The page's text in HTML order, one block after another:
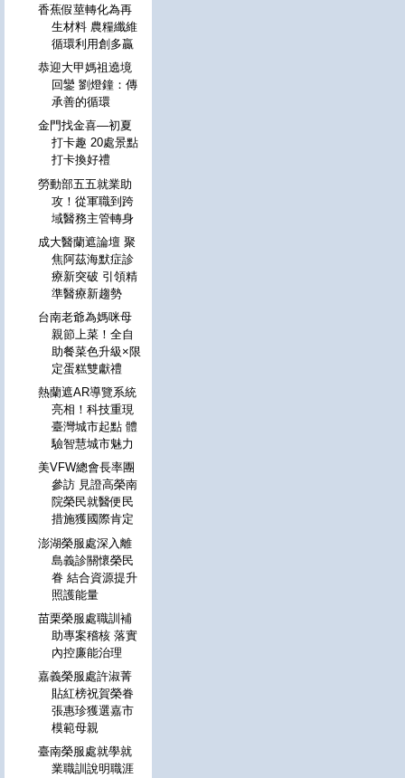
香蕉假莖轉化為再
生材料 農糧纖維
循環利用創多贏
恭迎大甲媽祖遶境
回鑾 劉燈鐘：傳
承善的循環
金門找金喜—初夏
打卡趣 20處景點
打卡換好禮
勞動部五五就業助
攻！從軍職到跨
域醫務主管轉身
成大醫蘭遮論壇 聚
焦阿茲海默症診
療新突破 引領精
準醫療新趨勢
台南老爺為媽咪母
親節上菜！全自
助餐菜色升級×限
定蛋糕雙獻禮
熱蘭遮AR導覽系統
亮相！科技重現
臺灣城市起點 體
驗智慧城市魅力
美VFW總會長率團
參訪 見證高榮南
院榮民就醫便民
措施獲國際肯定
澎湖榮服處深入離
島義診關懷榮民
眷 結合資源提升
照護能量
苗栗榮服處職訓補
助專案稽核 落實
內控廉能治理
嘉義榮服處許淑菁
貼紅榜祝賀榮眷
張惠珍獲選嘉市
模範母親
臺南榮服處就學就
業職訓說明職涯